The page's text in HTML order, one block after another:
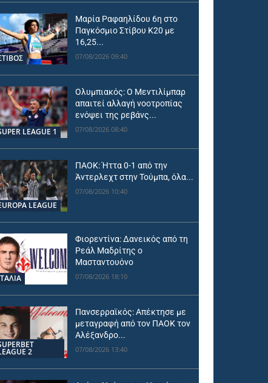
Μαρία Ραφαηλίδου 6η στο
Παγκόσμιο Στίβου Κ20 με
16,25...
07/08/2026 09:40
LEAGUE 1
Ολυμπιακός: Ο Μεντιλίμπαρ
απαιτεί αλλαγή νοοτροπίας
ενόψει της ρεβάνς...
07/08/2026 08:40
LEAGUE
ΠΑΟΚ: Ήττα 0-1 από την
Άντερλεχτ στην Τούμπα, όλα...
07/08/2026 10:40
Φιορεντίνα: Δανεικός από τη
Ρεάλ Μαδρίτης ο
Μασταντουόνο
07/08/2026 18:10
2
Πανσερραϊκός: Απέκτησε με
μεταγραφή από τον ΠΑΟΚ τον
Αλέξανδρο...
07/08/2026 13:40